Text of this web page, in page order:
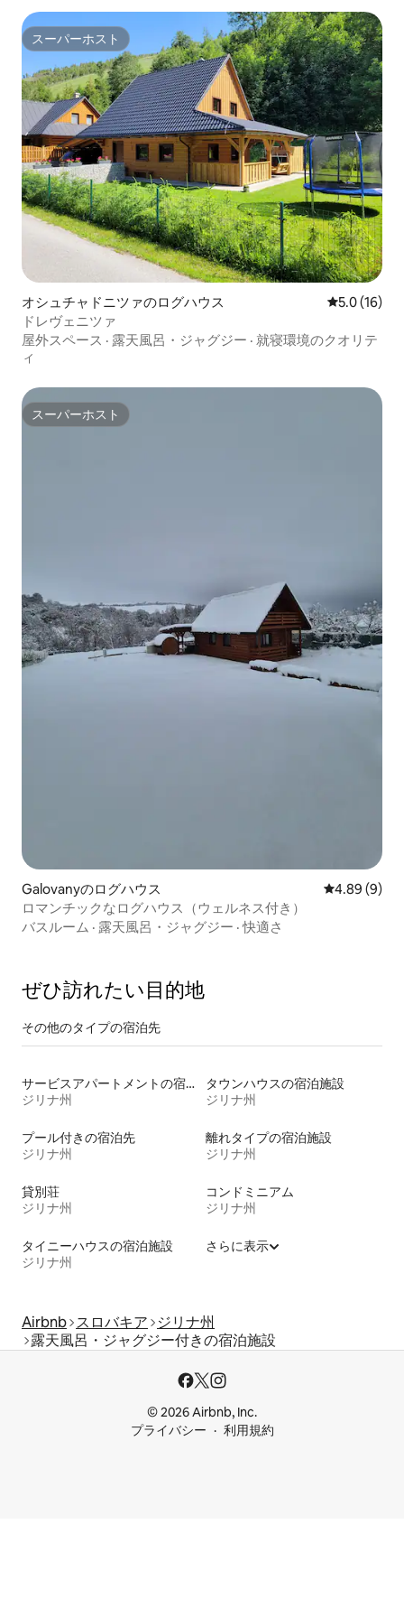
スーパーホスト
スーパーホスト
オシュチャドニツァのログハウス レビュー16
5.0 (16)
ドレヴェニツァ
屋外スペース · 露天風呂・ジャグジー · 就寝環境のクオリテ
ィ
スーパーホスト
スーパーホスト
Galovanyのログハウス レビュー9件
4.89 (9)
ロマンチックなログハウス（ウェルネス付き）
バスルーム · 露天風呂・ジャグジー ·快適さ
ぜひ訪⁠れ⁠た⁠い目⁠的⁠地
その他のタ⁠イ⁠プ⁠の宿⁠泊⁠先
サービスアパートメントの宿泊施設
ジリナ州
タウンハウスの宿泊施設
ジリナ州
プール付きの宿泊先
ジリナ州
離れタイプの宿泊施設
ジリナ州
貸別荘
ジリナ州
コンドミニアム
ジリナ州
タイニーハウスの宿泊施設
ジリナ州
さらに表示
Airbnb スロバキア
ジリナ州
露天風呂・ジャグジー付きの宿泊施設
© 2026 Airbnb, Inc.
プライバシー
利用規約